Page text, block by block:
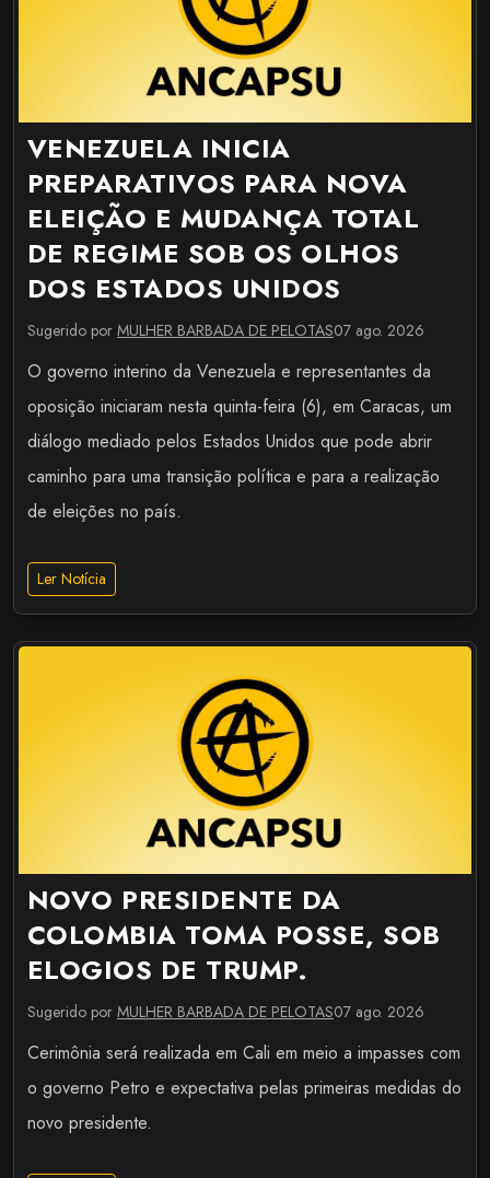
VENEZUELA INICIA
PREPARATIVOS PARA NOVA
ELEIÇÃO E MUDANÇA TOTAL
DE REGIME SOB OS OLHOS
DOS ESTADOS UNIDOS
Sugerido por MULHER BARBADA DE PELOTAS07 ago. 2026
O governo interino da Venezuela e representantes da
oposição iniciaram nesta quinta-feira (6), em Caracas, um
diálogo mediado pelos Estados Unidos que pode abrir
caminho para uma transição política e para a realização
de eleições no país.
Ler Notícia
NOVO PRESIDENTE DA
COLOMBIA TOMA POSSE, SOB
ELOGIOS DE TRUMP.
Sugerido por MULHER BARBADA DE PELOTAS07 ago. 2026
Cerimônia será realizada em Cali em meio a impasses com
o governo Petro e expectativa pelas primeiras medidas do
novo presidente.